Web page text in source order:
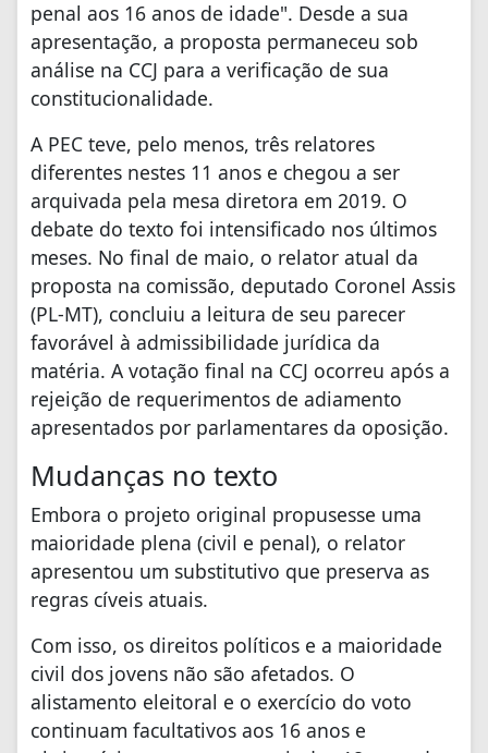
penal aos 16 anos de idade". Desde a sua
apresentação, a proposta permaneceu sob
análise na CCJ para a verificação de sua
constitucionalidade.
A PEC teve, pelo menos, três relatores
diferentes nestes 11 anos e chegou a ser
arquivada pela mesa diretora em 2019. O
debate do texto foi intensificado nos últimos
meses. No final de maio, o relator atual da
proposta na comissão, deputado Coronel Assis
(PL-MT), concluiu a leitura de seu parecer
favorável à admissibilidade jurídica da
matéria. A votação final na CCJ ocorreu após a
rejeição de requerimentos de adiamento
apresentados por parlamentares da oposição.
Mudanças no texto
Embora o projeto original propusesse uma
maioridade plena (civil e penal), o relator
apresentou um substitutivo que preserva as
regras cíveis atuais.
Com isso, os direitos políticos e a maioridade
civil dos jovens não são afetados. O
alistamento eleitoral e o exercício do voto
continuam facultativos aos 16 anos e